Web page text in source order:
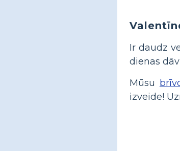
Ir daudz
dienas
Mūsu
izveide!